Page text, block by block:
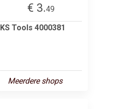
€ 3.49
KS Tools 4000381
Meerdere shops